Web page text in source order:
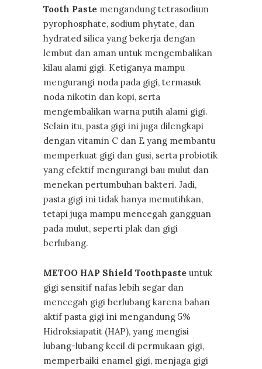
Tooth Paste mengandung tetrasodium
pyrophosphate, sodium phytate, dan
hydrated silica yang bekerja dengan
lembut dan aman untuk mengembalikan
kilau alami gigi. Ketiganya mampu
mengurangi noda pada gigi, termasuk
noda nikotin dan kopi, serta
mengembalikan warna putih alami gigi.
Selain itu, pasta gigi ini juga dilengkapi
dengan vitamin C dan E yang membantu
memperkuat gigi dan gusi, serta probiotik
yang efektif mengurangi bau mulut dan
menekan pertumbuhan bakteri. Jadi,
pasta gigi ini tidak hanya memutihkan,
tetapi juga mampu mencegah gangguan
pada mulut, seperti plak dan gigi
berlubang.
METOO HAP Shield Toothpaste untuk
gigi sensitif nafas lebih segar dan
mencegah gigi berlubang karena bahan
aktif pasta gigi ini mengandung 5%
Hidroksiapatit (HAP), yang mengisi
lubang-lubang kecil di permukaan gigi,
memperbaiki enamel gigi, menjaga gigi